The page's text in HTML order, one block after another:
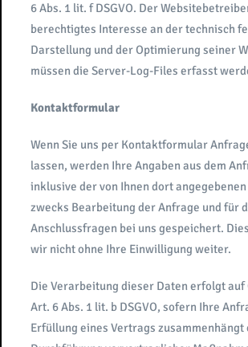
6 Abs. 1 lit. f DSGVO. Der
berechtigtes Interesse an der technisch
Darstellung und der Optimierung seiner
müssen die Server-Log-Files erfasst
Kontaktformular
Wenn Sie uns per Kontaktformular
lassen, werden Ihre Angaben aus dem
inklusive der von Ihnen dort
zwecks Bearbeitung der Anfrage und für
Anschlussfragen bei uns gespeichert.
wir nicht ohne Ihre Einwilligung weiter.
Die Verarbeitung dieser Daten erfolgt auf
Art. 6 Abs. 1 lit. b DSGVO, sofern Ihre
Erfüllung eines Vertrags zusammenhängt